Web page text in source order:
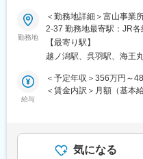
するスタイル！
相手のニーズを引き出し
営業職で培った《傾聴力
男性：9名（60代2名、
（50代1名、30代1名）
先輩社員によるOJTで商
【はじめに】
今回は、医薬品の受託製
タッフを募集します。半
【業務内容】
■製剤設備の運転作業：
■設備組立等の作業
■パレットやドラムなど
勤務地
＜勤務地詳細＞富山事業
2-37 勤務地最寄駅：JR
場所あり変更の範囲：会
【最寄り駅】
越ノ潟駅、呉羽駅、海王
給与
＜予定年収＞356万円～
＜賃金内訳＞月額（基本
あり、選考を通じて上下
手当を含めた表記です。
気になる